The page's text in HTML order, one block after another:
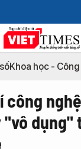
Khoa học -
công
"vô dụng"